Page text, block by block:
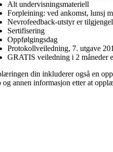
Alt undervisningsmateriell
Forpleining: ved ankomst, lunsj
Nevrofeedback-utstyr er
Sertifisering
Oppfølgingsdag
Protokollveiledning, 7. utgave
GRATIS veiledning i 2 måneder
din inkluderer også en
og annen informasjon etter at